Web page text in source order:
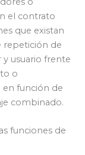
el contrato
que existan
repetición de
usuario frente
o
función de
combinado.
funciones de